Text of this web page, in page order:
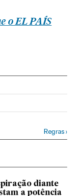
o EL PAÍS
Facebook
Regras›
diante
a potência